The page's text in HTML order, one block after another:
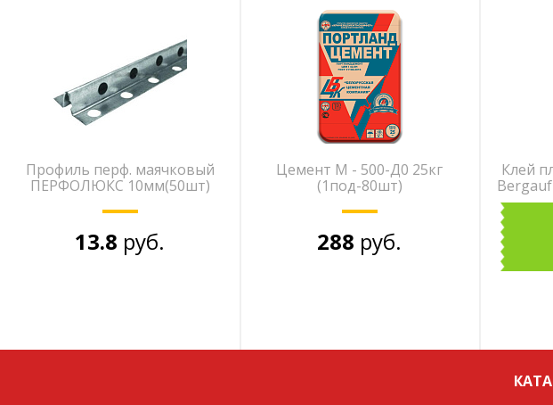
Профиль перф. маячковый
ПЕРФОЛЮКС 10мм(50шт)
13.8 руб.
Цемент М - 500-Д0 25кг
(1под-80шт)
288 руб.
Клей
Bergauf